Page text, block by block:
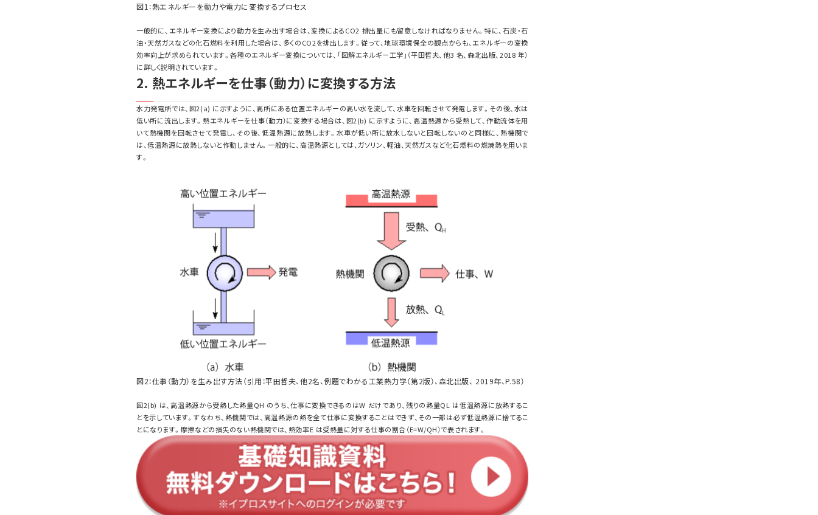
図1：熱エネルギーを動力や電力に変換するプロセス
一般的に、エネルギー変換により動力を生み出す場合は、変換によるCO2 排出量にも留意しなければなりません。特に、石炭・石
油・天然ガスなどの化石燃料を利用した場合は、多くのCO2を排出します。従って、地球環境保全の観点からも、エネルギーの変換
効率向上が求められています。各種のエネルギー変換については、「図解エネルギー工学」（平田哲夫、他3 名、森北出版、2018 年）
に詳しく説明されています。
2. 熱エネルギーを仕事（動力）に変換する方法
水力発電所では、図2(a) に示すように、高所にある位置エネルギーの高い水を流して、水車を回転させて発電します。その後、水は
低い所に流出します。熱エネルギーを仕事（動力）に変換する場合は、図2(b) に示すように、高温熱源から受熱して、作動流体を用
いて熱機関を回転させて発電し、その後、低温熱源に放熱します。水車が低い所に放水しないと回転しないのと同様に、熱機関で
は、低温熱源に放熱しないと作動しません。一般的に、高温熱源としては、ガソリン、軽油、天然ガスなど化石燃料の燃焼熱を用いま
す。
図2：仕事（動力）を生み出す方法（引用：平田哲夫、他2名、例題でわかる工業熱力学（第2版）、森北出版、 2019年、P.58）
図2(b) は、高温熱源から受熱した熱量QH のうち、仕事に変換できるのはW だけであり、残りの熱量QL は低温熱源に放熱するこ
とを示しています。すなわち、熱機関では、高温熱源の熱を全て仕事に変換することはできず、その一部は必ず低温熱源に捨てるこ
とになります。摩擦などの損失のない熱機関では、熱効率E は受熱量に対する仕事の割合（E=W/QH）で表されます。